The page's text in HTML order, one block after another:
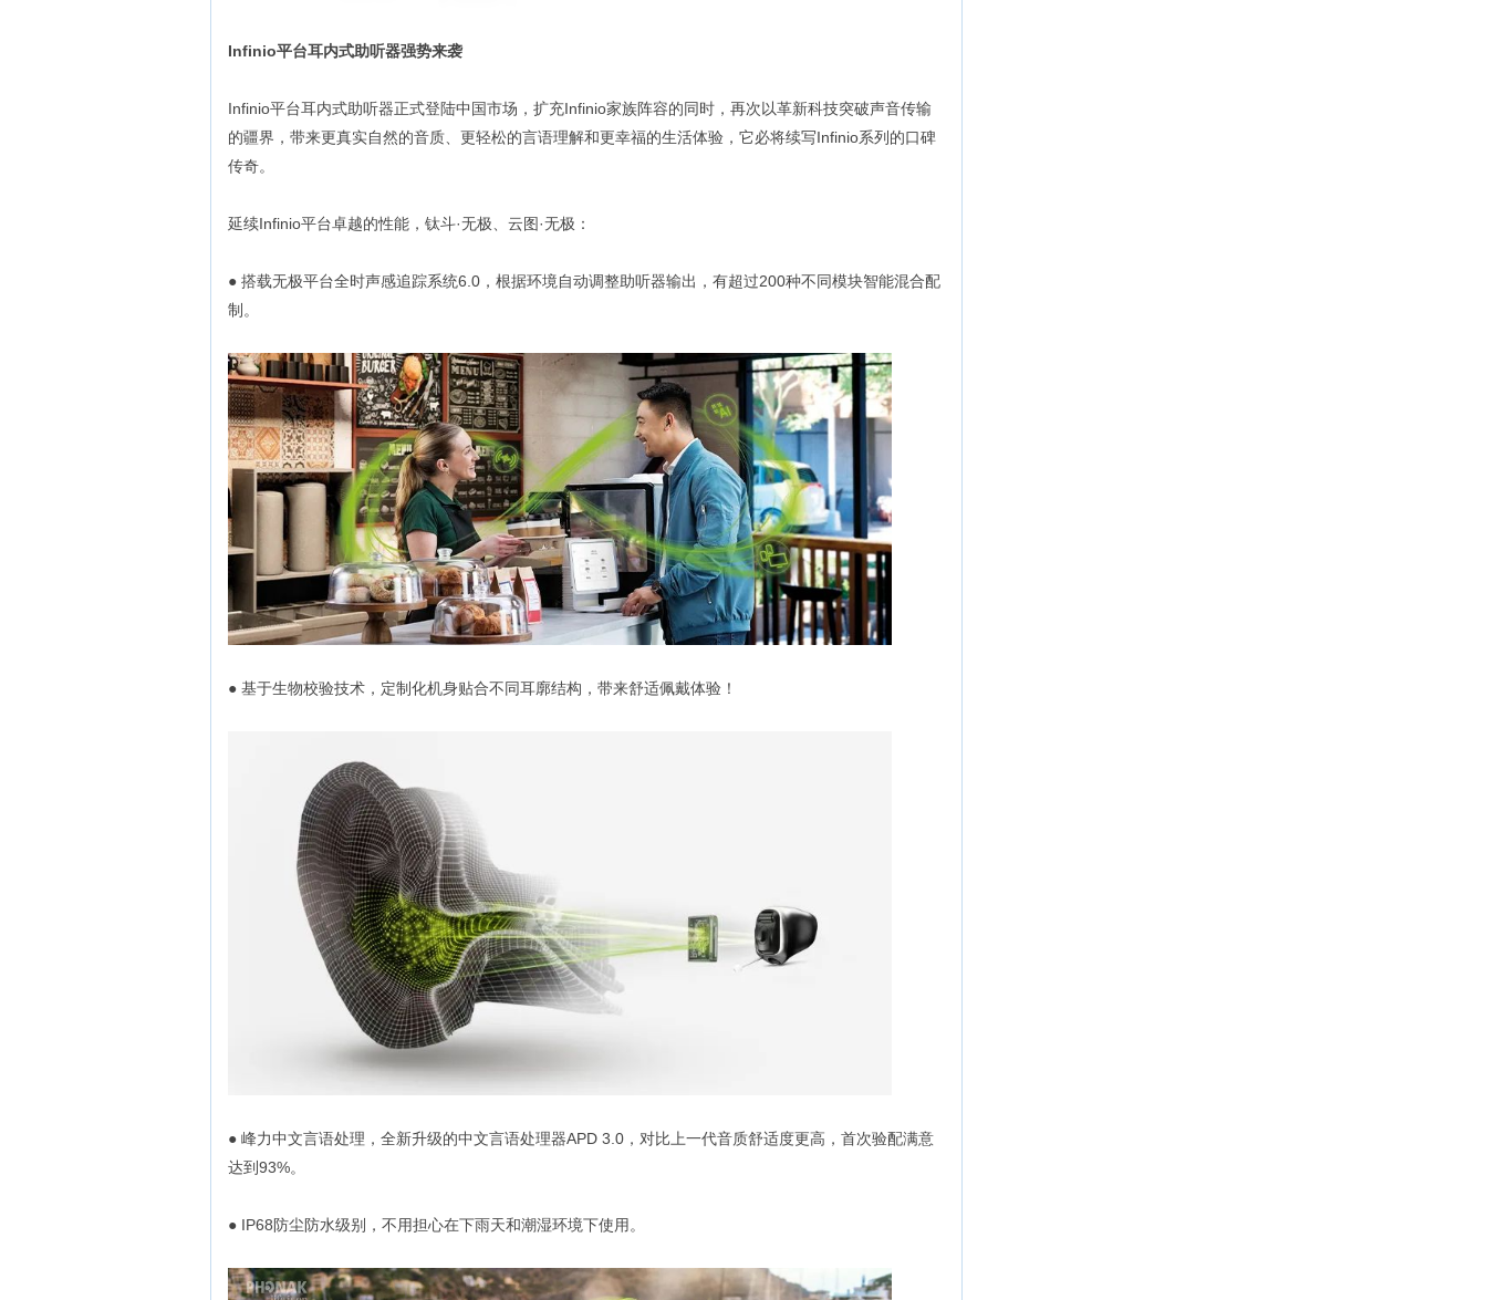
Infinio平台耳内式助听器强势来袭
Infinio平台耳内式助听器正式登陆中国市场，扩充Infinio家族阵容的同时，再次以革新科技突破声音传输
的疆界，带来更真实自然的音质、更轻松的言语理解和更幸福的生活体验，它必将续写Infinio系列的口碑
传奇。
延续Infinio平台卓越的性能，钛斗·无极、云图·无极：
● 搭载无极平台全时声感追踪系统6.0，根据环境自动调整助听器输出，有超过200种不同模块智能混合配
制。
● 基于生物校验技术，定制化机身贴合不同耳廓结构，带来舒适佩戴体验！
● 峰力中文言语处理，全新升级的中文言语处理器APD 3.0，对比上一代音质舒适度更高，首次验配满意
达到93%。
● IP68防尘防水级别，不用担心在下雨天和潮湿环境下使用。